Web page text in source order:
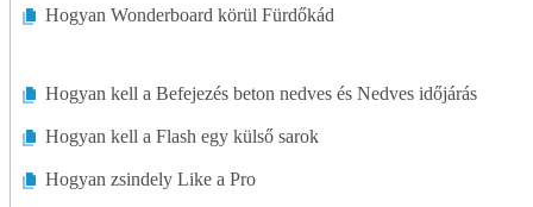
Hogyan Wonderboard körül Fürdőkád
Hogyan kell a Befejezés beton nedves és Nedves időjárás
Hogyan kell a Flash egy külső sarok
Hogyan zsindely Like a Pro